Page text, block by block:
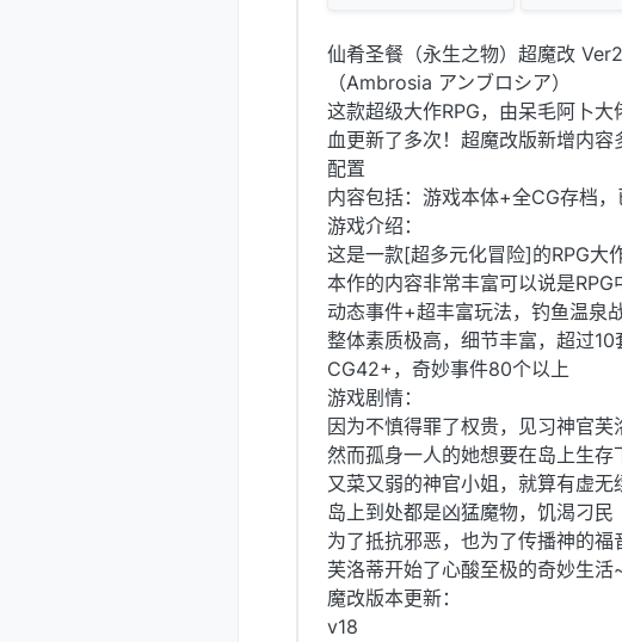
仙肴圣餐（永生之物）超魔改
（Ambrosia アンブロシア）
这款超级大作RPG，由呆毛阿卜
血更新了多次！超魔改版新增内
配置
内容包括：游戏本体+全CG存档，
游戏介绍：
这是一款[超多元化冒险]的RPG大
本作的内容非常丰富可以说是RPG
动态事件+超丰富玩法，钓鱼温泉
整体素质极高，细节丰富，超过10
CG42+，奇妙事件80个以上
游戏剧情：
因为不慎得罪了权贵，见习神官芙
然而孤身一人的她想要在岛上生存
又菜又弱的神官小姐，就算有虚
岛上到处都是凶猛魔物，饥渴刁民
为了抵抗邪恶，也为了传播神的福
芙洛蒂开始了心酸至极的奇妙生活
魔改版本更新：
v18